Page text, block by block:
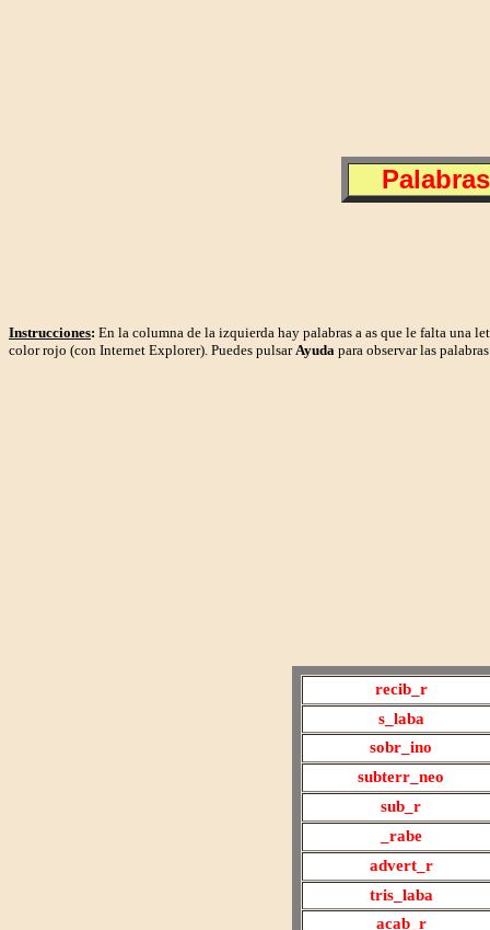
Instrucciones: En la columna de la izquierda hay palabras a as que le falta una
color rojo (con Internet Explorer). Puedes pulsarAyuda para observar las
recib_r
s_laba
sobr_ino
subterr_neo
sub_r
_rabe
advert_r
tris_laba
acab_r